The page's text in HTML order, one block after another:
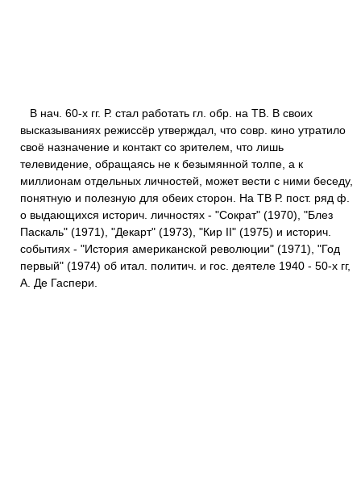
В нач. 60-х гг. Р. стал работать гл. обр. на ТВ. В своих
высказываниях режиссёр утверждал, что совр. кино утратило
своё назначение и контакт со зрителем, что лишь
телевидение, обращаясь не к безымянной толпе, а к
миллионам отдельных личностей, может вести с ними беседу,
понятную и полезную для обеих сторон. На ТВ Р. пост. ряд ф.
о выдающихся историч. личностях - "Сократ" (1970), "Блез
Паскаль" (1971), "Декарт" (1973), "Кир II" (1975) и историч.
событиях - "История американской революции" (1971), "Год
первый" (1974) об итал. политич. и гос. деятеле 1940 - 50-х гг,
А. Де Гаспери.